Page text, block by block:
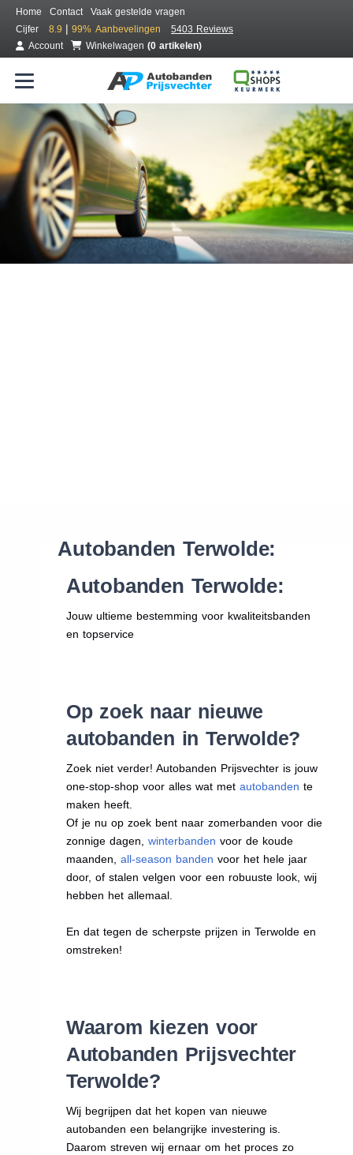
Home Contact
Vaak gestelde vragen
Cijfer
8.9 | 99% Aanbevelingen
5403 Reviews
Account
Winkelwagen (0 artikelen)
Bestel voordelig banden online
Gratis bezorgd of montage bij jou in de buurt
Seizoen:
Merken:
Autobanden Terwolde:
Autobanden Terwolde:
Jouw ultieme bestemming voor kwaliteitsbanden
en topservice
Op zoek naar nieuwe
autobanden in Terwolde?
Zoek niet verder! Autobanden Prijsvechter is jouw
one-stop-shop voor alles wat met autobanden te
maken heeft.
Of je nu op zoek bent naar zomerbanden voor die
zonnige dagen, winterbanden voor de koude
maanden, all-season banden voor het hele jaar
door, of stalen velgen voor een robuuste look, wij
hebben het allemaal.
En dat tegen de scherpste prijzen in Terwolde en
omstreken!
Waarom kiezen voor
Autobanden Prijsvechter
Terwolde?
Wij begrijpen dat het kopen van nieuwe
autobanden een belangrijke investering is.
Daarom streven wij ernaar om het proces zo